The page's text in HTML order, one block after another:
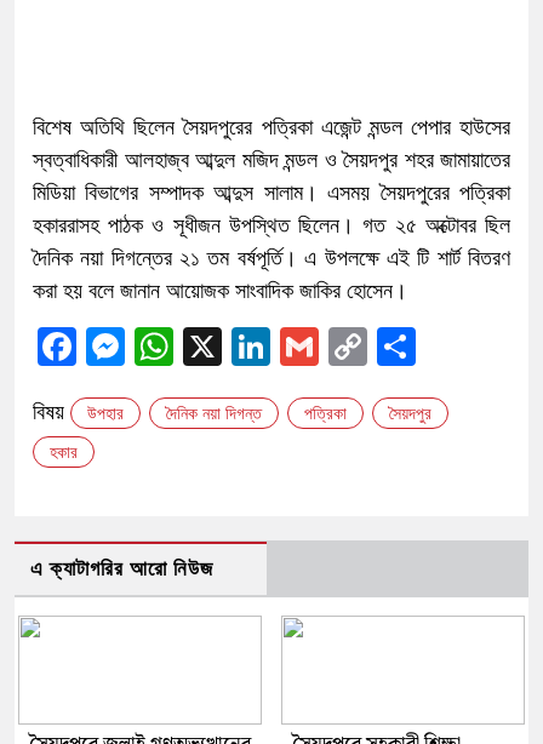
বিশেষ অতিথি ছিলেন সৈয়দপুরের পত্রিকা এজেন্ট মন্ডল পেপার হাউসের
স্বত্বাধিকারী আলহাজ্ব আব্দুল মজিদ মন্ডল ও সৈয়দপুর শহর জামায়াতের
মিডিয়া বিভাগের সম্পাদক আব্দুস সালাম। এসময় সৈয়দপুরের পত্রিকা
হকাররাসহ পাঠক ও সূধীজন উপস্থিত ছিলেন। গত ২৫ অক্টোবর ছিল
দৈনিক নয়া দিগন্তের ২১ তম বর্ষপূর্তি। এ উপলক্ষে এই টি শার্ট বিতরণ
করা হয় বলে জানান আয়োজক সাংবাদিক জাকির হোসেন।
Facebook
Messenger
WhatsApp
X LinkedIn
GmailCopy
বিষয় উপহার দৈনিক নয়া দিগন্ত পত্রিকা সৈয়দপুর
হকার
এ ক্যাটাগরির আরো নিউজ